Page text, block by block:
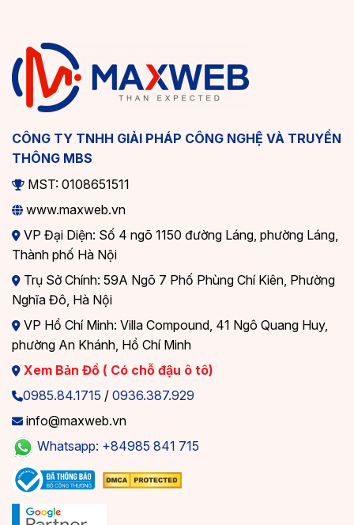
CÔNG TY TNHH GIẢI PHÁP CÔNG NGHỆ VÀ TRUYỀN
THÔNG MBS
MST: 0108651511
www.maxweb.vn
VP Đại Diện: Số 4 ngõ 1150 đường Láng, phường Láng,
Thành phố Hà Nội
Trụ Sở Chính: 59A Ngõ 7 Phố Phùng Chí Kiên, Phường
Nghĩa Đô, Hà Nội
VP Hồ Chí Minh: Villa Compound, 41 Ngô Quang Huy,
phường An Khánh, Hồ Chí Minh
Xem Bản Đồ ( Có chỗ đậu ô tô)
0985.84.1715 / 0936.387.929
info@maxweb.vn
Whatsapp: +84985 841 715